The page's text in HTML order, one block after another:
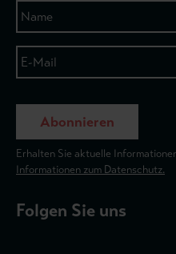
Abonnieren
Erhalten Sie aktuelle
Informationen zum Datenschutz.
Folgen Sie uns